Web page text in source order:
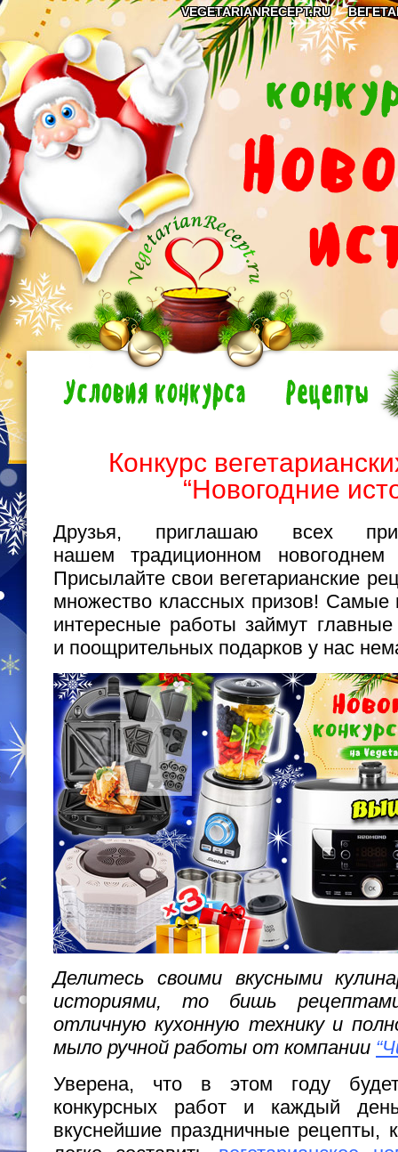
VEGETARIANRECEPT.RU
Конкурс
“Новогодние
Друзья, приглашаю всех
нашем традиционном новогоднем
Присылайте свои вегетарианские
множество классных призов! Самые
интересные работы займут
и поощрительных подарков у нас
Делитесь своими вкусными
историями, то бишь
отличную кухонную технику и
мыло ручной работы от компании
Уверена, что в этом году
конкурсных работ и каждый
вкуснейшие праздничные рецепты,